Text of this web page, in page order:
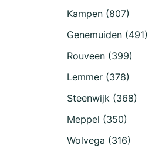
Kampen (807)
Genemuiden (491)
Rouveen (399)
Lemmer (378)
Steenwijk (368)
Meppel (350)
Wolvega (316)